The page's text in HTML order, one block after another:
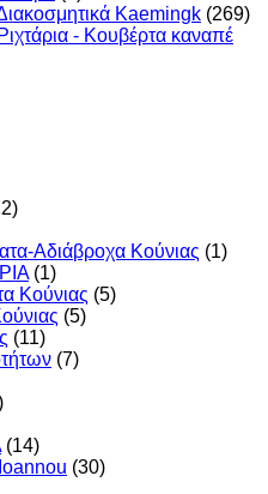
Kaemingk (269)
- Κουβέρτα καναπέ
Αδιάβροχα Κούνιας (1)
(1)
Κούνιας (5)
(5)
(11)
(7)
(14)
(30)